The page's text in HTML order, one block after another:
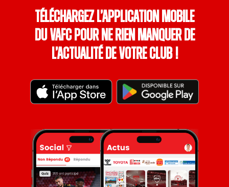
Téléchargez l’application mobile
du VAFC pour ne rien manquer de
l’actualité de votre club !